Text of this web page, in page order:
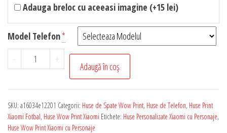
Adauga breloc cu aceeasi imagine (+15 lei)
Model Telefon*
-
Cantitate
Husa
Wow
Collection
+
Adaugă în coș
SKU: a16034e12201 Categorii: Huse de Spate Wow Print, Huse de Telefon, Huse Print
Xiaomi Fotbal, Huse Wow Print Xiaomi Etichete: Huse Personalizate Xiaomi cu Personaje,
Huse Wow Print Xiaomi cu Personaje